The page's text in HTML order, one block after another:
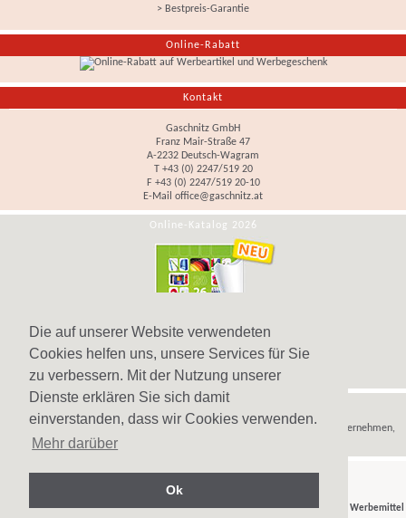
Die auf unserer Website verwendeten
Cookies helfen uns, unsere Services für Sie
zu verbessern. Mit der Nutzung unserer
Dienste erklären Sie sich damit
einverstanden, dass wir Cookies verwenden.
Mehr darüber
Ok
> Bestpreis-Garantie
Online-Rabatt
Kontakt
Gaschnitz GmbH
Franz Mair-Straße 47
A-2232 Deutsch-Wagram
T +43 (0) 2247/519 20
F +43 (0) 2247/519 20-10
E-Mail office@gaschnitz.at
Online-Katalog 2026
Hinweis
Werbeartikel
nur an Unternehmen,
© Gaschnitz GmbH 2007-2026 - Ihr Partner fürWerbeartikel,Werbegeschenke
Werbemittel